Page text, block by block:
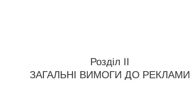
Розділ II
ЗАГАЛЬНІ ВИМОГИ ДО РЕКЛАМИ